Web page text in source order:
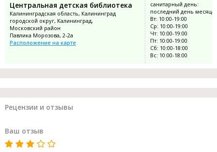
Центральная детская библиотека
Калининградская область, Калининград
городской округ, Калининград,
Московский район
Павлика Морозова, 2-2а
Расположение на карте
санитарный день:
последний день месяца
Вт: 10:00-19:00
Ср: 10:00-19:00
Чт: 10:00-19:00
Пт: 10:00-19:00
Сб: 10:00-18:00
Вс: 10:00-18:00
Рецензии и отзывы
Ваш отзыв